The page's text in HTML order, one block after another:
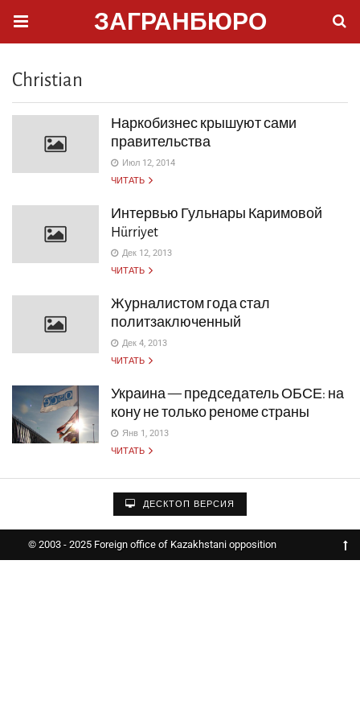
ЗАГРАНБЮРО
Christian
Наркобизнес крышуют сами
правительства
Июл 12, 2014
ЧИТАТЬ
Интервью Гульнары Каримовой
Hürriyet
Дек 12, 2013
ЧИТАТЬ
Журналистом года стал
политзаключенный
Дек 4, 2013
ЧИТАТЬ
Украина — председатель ОБСЕ: на
кону не только реноме страны
Янв 1, 2013
ЧИТАТЬ
ДЕСКТОП ВЕРСИЯ
© 2003 - 2025 Foreign office of Kazakhstani opposition